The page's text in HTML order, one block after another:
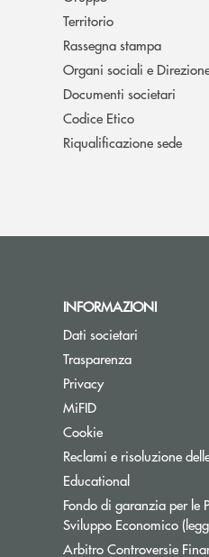
Territorio
Rassegna stampa
Organi sociali e
Documenti societari
Codice Etico
Riqualificazione sede
INFORMAZIONI
Dati societari
Trasparenza
PrivacyApre una nuova
MiFID
Cookie
Reclami e risoluzione
Educational
Fondo di garanzia per le
Sviluppo Economico
Arbitro Controversie